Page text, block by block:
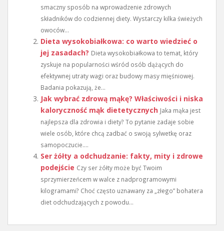
smaczny sposób na wprowadzenie zdrowych
składników do codziennej diety. Wystarczy kilka świeżych
owoców...
Dieta wysokobiałkowa: co warto wiedzieć o
jej zasadach? Dieta wysokobiałkowa to temat, który
zyskuje na popularności wśród osób dążących do
efektywnej utraty wagi oraz budowy masy mięśniowej.
Badania pokazują, że...
Jak wybrać zdrową mąkę? Właściwości i niska
kaloryczność mąk dietetycznych Jaka mąka jest
najlepsza dla zdrowia i diety? To pytanie zadaje sobie
wiele osób, które chcą zadbać o swoją sylwetkę oraz
samopoczucie....
Ser żółty a odchudzanie: fakty, mity i zdrowe
podejście Czy ser żółty może być Twoim
sprzymierzeńcem w walce z nadprogramowymi
kilogramami? Choć często uznawany za „złego” bohatera
diet odchudzających z powodu...